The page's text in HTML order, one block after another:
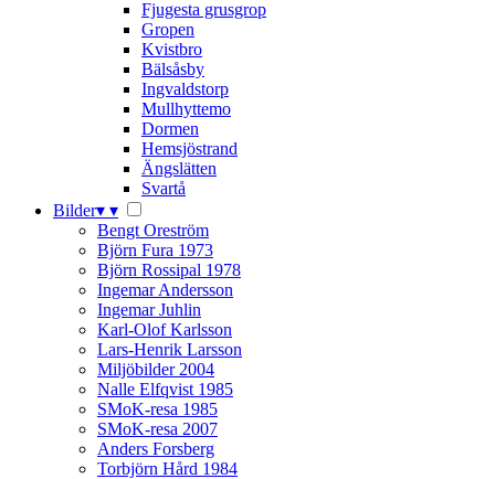
Fjugesta grusgrop
Gropen
Kvistbro
Bälsåsby
Ingvaldstorp
Mullhyttemo
Dormen
Hemsjöstrand
Ängslätten
Svartå
Bilder▾ ▾
Bengt Oreström
Björn Fura 1973
Björn Rossipal 1978
Ingemar Andersson
Ingemar Juhlin
Karl-Olof Karlsson
Lars-Henrik Larsson
Miljöbilder 2004
Nalle Elfqvist 1985
SMoK-resa 1985
SMoK-resa 2007
Anders Forsberg
Torbjörn Hård 1984